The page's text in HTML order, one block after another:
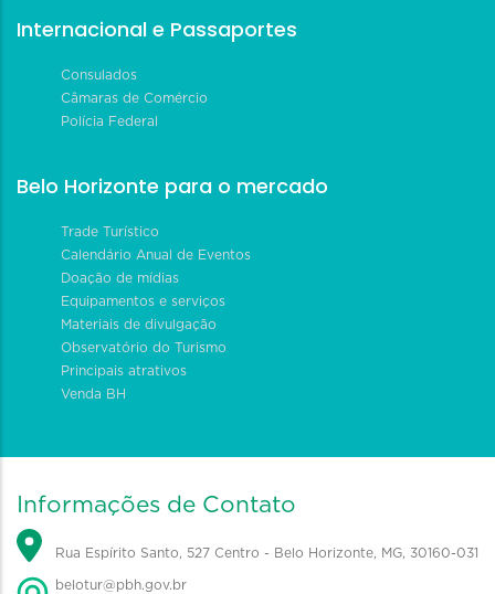
Internacional e Passaportes
Consulados
Câmaras de Comércio
Polícia Federal
Belo Horizonte para o mercado
Trade Turístico
Calendário Anual de Eventos
Doação de mídias
Equipamentos e serviços
Materiais de divulgação
Observatório do Turismo
Principais atrativos
Venda BH
Informações de Contato
Rua Espírito Santo, 527 Centro - Belo Horizonte, MG, 30160-031
belotur@pbh.gov.br